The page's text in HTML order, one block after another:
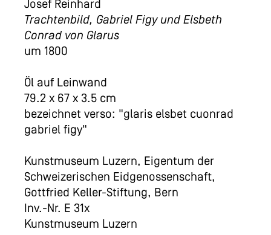
Josef Reinhard
Trachtenbild, Gabriel Figy und Elsbeth
Conrad von Glarus
um 1800
Öl auf Leinwand
79.2 x 67 x 3.5 cm
bezeichnet verso: "glaris elsbet cuonrad
gabriel figy"
Kunstmuseum Luzern, Eigentum der
Schweizerischen Eidgenossenschaft,
Gottfried Keller-Stiftung, Bern
Inv.-Nr. E 31x
Kunstmuseum Luzern